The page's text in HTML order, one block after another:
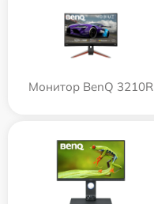
Монитор BenQ 3210R